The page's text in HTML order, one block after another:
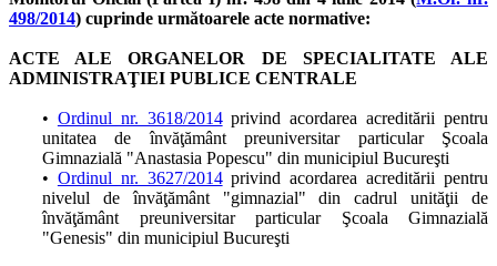
498/2014) cuprinde următoarele acte normative:
ACTE ALE ORGANELOR DE SPECIALITATE ALE
ADMINISTRAŢIEI PUBLICE CENTRALE
• Ordinul nr. 3618/2014privind acordarea acreditării pentru
unitatea de învăţământ preuniversitar particular Şcoala
Gimnazială "Anastasia Popescu" din municipiul Bucureşti
• Ordinul nr. 3627/2014privind acordarea acreditării pentru
nivelul de învăţământ "gimnazial" din cadrul unităţii de
învăţământ preuniversitar particular Şcoala Gimnazială
"Genesis" din municipiul Bucureşti